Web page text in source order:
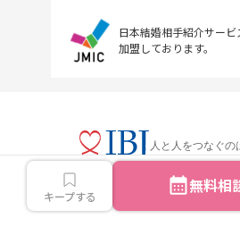
キープする 無料相
日本結婚相手紹介サービ
加盟しております。
人と人をつなぐの